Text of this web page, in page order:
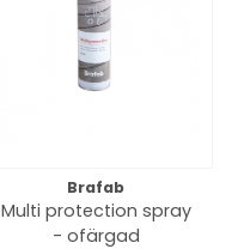
Brafab
Multi protection spray
- ofärgad